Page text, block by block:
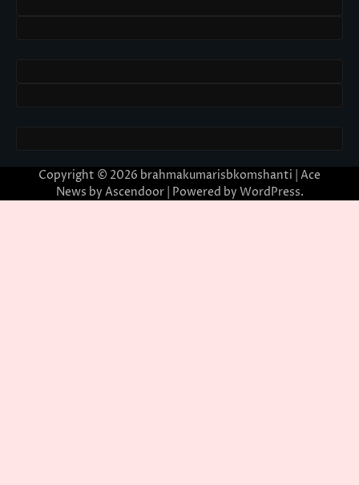
Copyright © 2026 brahmakumarisbkomshanti | Ace
News by Ascendoor| Powered by WordPress.